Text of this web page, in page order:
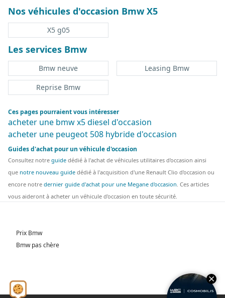
Nos véhicules d'occasion Bmw X5
X5 g05
Les services Bmw
Bmw neuve
Leasing Bmw
Reprise Bmw
Ces pages pourraient vous intéresser
acheter une bmw x5 diesel d'occasion
acheter une peugeot 508 hybride d'occasion
Guides d'achat pour un véhicule d'occasion
Consultez notre guide dédié à l'achat de véhicules utilitaires d'occasion ainsi
que notre nouveau guide dédié à l'acquisition d'une Renault Clio d'occasion ou
encore notre dernier guide d'achat pour une Megane d'occasion. Ces articles
vous aideront à acheter un véhicule d'occasion en toute sécurité.
Prix Bmw
Bmw pas chère